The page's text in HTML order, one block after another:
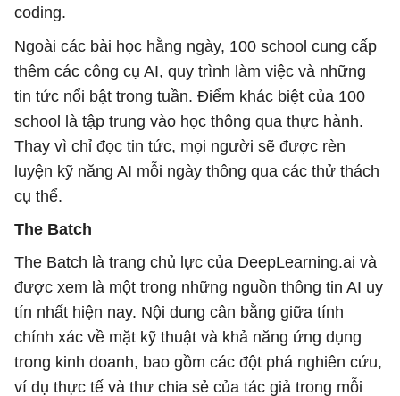
coding.
Ngoài các bài học hằng ngày, 100 school cung cấp
thêm các công cụ AI, quy trình làm việc và những
tin tức nổi bật trong tuần. Điểm khác biệt của 100
school là tập trung vào học thông qua thực hành.
Thay vì chỉ đọc tin tức, mọi người sẽ được rèn
luyện kỹ năng AI mỗi ngày thông qua các thử thách
cụ thể.
The Batch
The Batch là trang chủ lực của DeepLearning.ai và
được xem là một trong những nguồn thông tin AI uy
tín nhất hiện nay. Nội dung cân bằng giữa tính
chính xác về mặt kỹ thuật và khả năng ứng dụng
trong kinh doanh, bao gồm các đột phá nghiên cứu,
ví dụ thực tế và thư chia sẻ của tác giả trong mỗi